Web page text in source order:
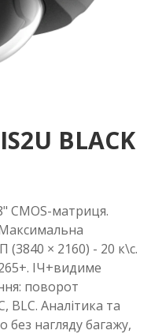
BLACK
CMOS-матриця.
(3840 × 2160) - 20 к\с.
ІЧ+видиме
поворот
BLC. Аналітика та
нагляду багажу,